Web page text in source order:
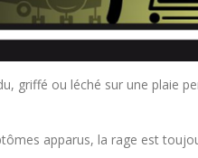
griffé ou léché sur une plaie
apparus, la rage est